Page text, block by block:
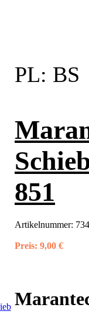
PL: BS
851
Artikelnummer:
Preis: 9,00 €